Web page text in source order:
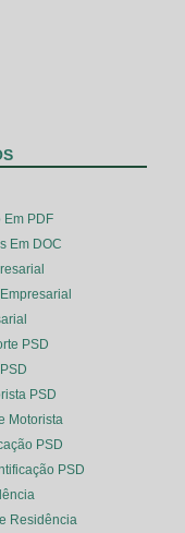
Em PDF
Em DOC
PSD
PSD
Motorista
PSD
PSD
Residência